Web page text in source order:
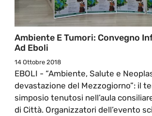
Ambiente E Tumori: Convegno
Ad Eboli
14 Ottobre 2018
EBOLI - “Ambiente, Salute e
devastazione del Mezzogiorno”: il
simposio tenutosi nell’aula
di Città. Organizzatori dell’evento